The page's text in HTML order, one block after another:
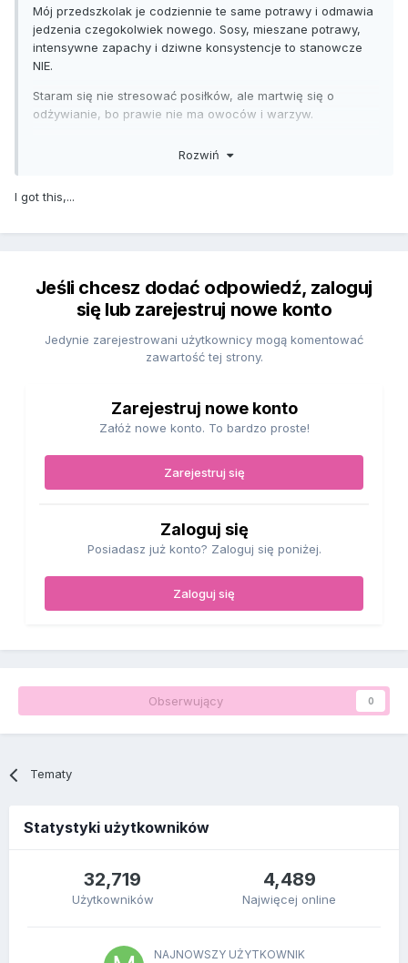
Mój przedszkolak je codziennie te same potrawy i odmawia
jedzenia czegokolwiek nowego. Sosy, mieszane potrawy,
intensywne zapachy i dziwne konsystencje to stanowcze
NIE.
Staram się nie stresować posiłków, ale martwię się o
odżywianie, bo prawie nie ma owoców i warzyw.
nad tym jakoś popracować?https://omegle.onl/
Rozwiń
I got this,...
Jeśli chcesz dodać odpowiedź, zaloguj
się lub zarejestruj nowe konto
Jedynie zarejestrowani użytkownicy mogą komentować
zawartość tej strony.
Zarejestruj nowe konto
Załóż nowe konto. To bardzo proste!
Zarejestruj się
Zaloguj się
Posiadasz już konto? Zaloguj się poniżej.
Zaloguj się
Obserwujący 0
Tematy
Statystyki użytkowników
32,719
Użytkowników
4,489
Najwięcej online
NAJNOWSZY UŻYTKOWNIK